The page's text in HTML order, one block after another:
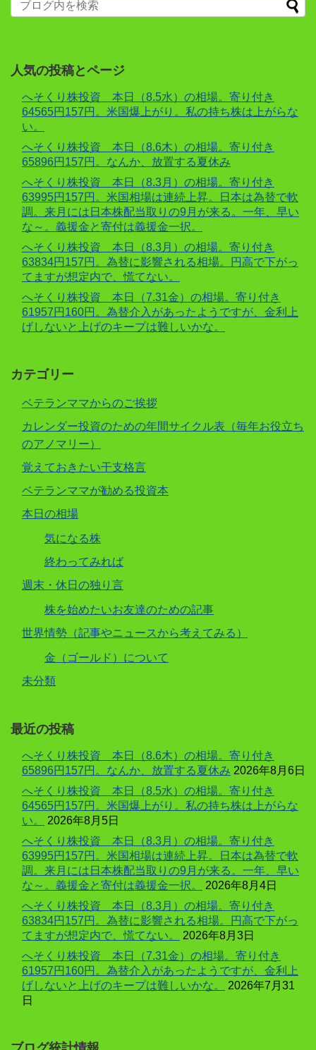
人気の投稿とページ
へそくり株投資 本日（8.5水）の相場。寄り付き
64565円157円。米国爆上がり。私の持ち株は上がらな
い。
へそくり株投資 本日（8.6木）の相場。寄り付き
65896円157円。なんか、放置する夏休み
へそくり株投資 本日（8.3月）の相場。寄り付き
63995円157円。米国相場は連続上昇。日本は為替で軟
調。来月には日本株配当取りの9月が来る。一年、早い
な～。義援金と寄付は義援金一択。
へそくり株投資 本日（8.3月）の相場。寄り付き
63834円157円。為替に影響される相場。円高で下がっ
てますが想定内で、慌てない。
へそくり株投資 本日（7.31金）の相場。寄り付き
61957円160円。為替介入があったようですが、金利上
げしないと上げのキープは難しいかな。
カテゴリー
ベテランママからのご挨拶
カレンダー投資のための年間サイクル表（毎年お役立ち
のアノマリー）
覚えておきたい干支格言
ベテランママが勧める投資本
本日の相場
気になる株
終わってみれば
週末・休日の独り言
株を始めたいお友達のための記事
世界情勢（記事やニュースから考えてみる）
金（ゴールド）について
未分類
最近の投稿
へそくり株投資 本日（8.6木）の相場。寄り付き
65896円157円。なんか、放置する夏休み 2026年8月6日
へそくり株投資 本日（8.5水）の相場。寄り付き
64565円157円。米国爆上がり。私の持ち株は上がらな
い。
2026年8月5日
へそくり株投資 本日（8.3月）の相場。寄り付き
63995円157円。米国相場は連続上昇。日本は為替で軟
調。来月には日本株配当取りの9月が来る。一年、早い
な～。義援金と寄付は義援金一択。
2026年8月4日
へそくり株投資 本日（8.3月）の相場。寄り付き
63834円157円。為替に影響される相場。円高で下がっ
てますが想定内で、慌てない。
2026年8月3日
へそくり株投資 本日（7.31金）の相場。寄り付き
61957円160円。為替介入があったようですが、金利上
げしないと上げのキープは難しいかな。
2026年7月31
日